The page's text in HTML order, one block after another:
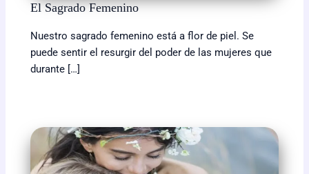
El Sagrado Femenino
Nuestro sagrado femenino está a flor de piel. Se
puede sentir el resurgir del poder de las mujeres que
durante […]